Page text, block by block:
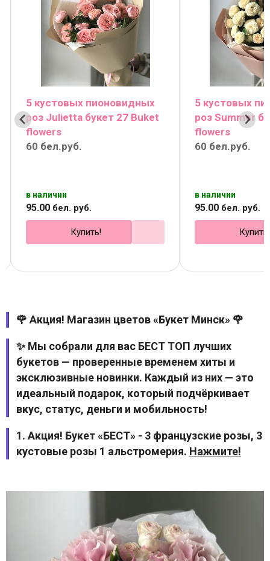
5 кустовых пионовидных
роз Julietta букет 27 Buket
flowers
60 бел.руб.
в наличии
95.00 бел. руб.
Купить!
5 кустовых
роз Summer
flowers
60 бел.руб.
в наличии
95.00 бел. руб.
Купить!
🌹 Акция! Магазин цветов «Букет Минск» 🌹
✨ Мы собрали для вас БЕСТ ТОП лучших
букетов — проверенные временем хиты и
эксклюзивные новинки. Каждый из них — это
идеальный подарок, который подчёркивает
вкус, статус, деньги и мобильность!
1. Акция! Букет «БЕСТ» - 3 французские розы, 3
кустовые розы 1 альстромерия. Нажмите!